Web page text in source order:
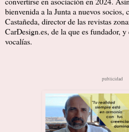
bienvenida a la Junta a nuevos
Castañeda, director de las revistas
CarDesign.es, de la que es fundador,
vocalías.
publicidad